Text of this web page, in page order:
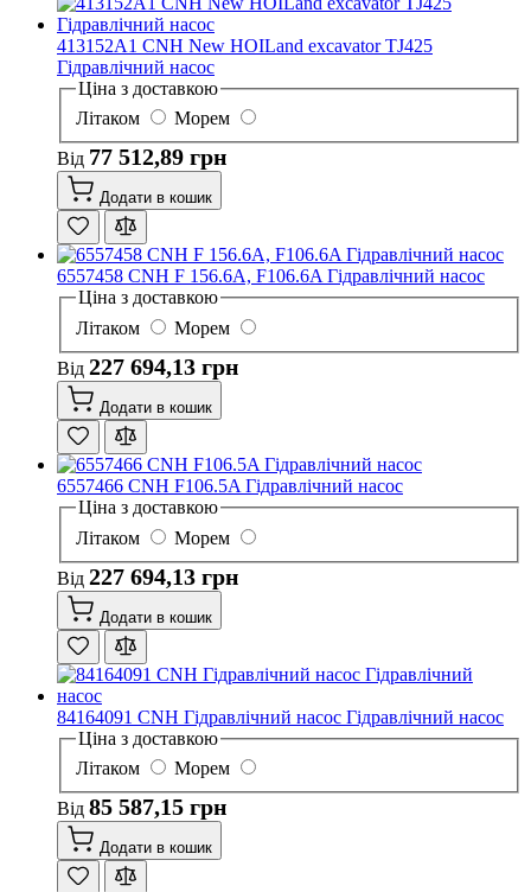
413152A1 CNH New HOILand excavator TJ425
Гідравлічний насос
Ціна з доставкою
Літаком
Морем
Від 77 512,89 грн
Додати в кошик
6557458 CNH F 156.6A, F106.6A Гідравлічний насос
Ціна з доставкою
Літаком
Морем
Від 227 694,13 грн
Додати в кошик
6557466 CNH F106.5A Гідравлічний насос
Ціна з доставкою
Літаком
Морем
Від 227 694,13 грн
Додати в кошик
84164091 CNH Гідравлічний насос Гідравлічний насос
Ціна з доставкою
Літаком
Морем
Від 85 587,15 грн
Додати в кошик